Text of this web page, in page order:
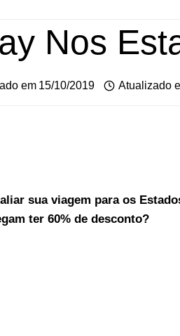
Nos
em 15/10/2019 Atualizado
sua viagem para os
ter 60% de desconto?